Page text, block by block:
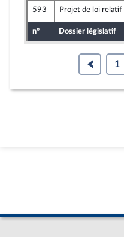
593
n° Dossier législatif
1